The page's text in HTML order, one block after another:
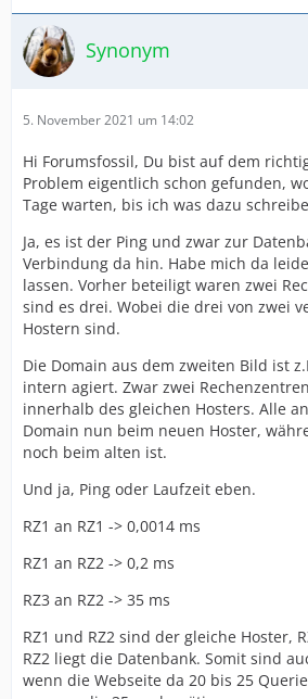
Synonym
5. November 2021 um 14:02
Hi Forumsfossil, Du bist auf dem
Problem eigentlich schon gefunden,
Tage warten, bis ich was dazu
Ja, es ist der Ping und zwar zur
Verbindung da hin. Habe mich da
lassen. Vorher beteiligt waren zwei
sind es drei. Wobei die drei von zwei
Hostern sind.
Die Domain aus dem zweiten Bild ist
intern agiert. Zwar zwei
innerhalb des gleichen Hosters. Alle
Domain nun beim neuen Hoster,
noch beim alten ist.
Und ja, Ping oder Laufzeit eben.
RZ1 an RZ1 -> 0,0014 ms
RZ1 an RZ2 -> 0,2 ms
RZ3 an RZ2 -> 35 ms
RZ1 und RZ2 sind der gleiche Hoster,
RZ2 liegt die Datenbank. Somit sind
wenn die Webseite da 20 bis 25